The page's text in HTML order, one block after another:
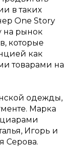
в таких
One Story
на рынок
которые
как
товарами на
одежды,
Марка
Игорь и
Серова.